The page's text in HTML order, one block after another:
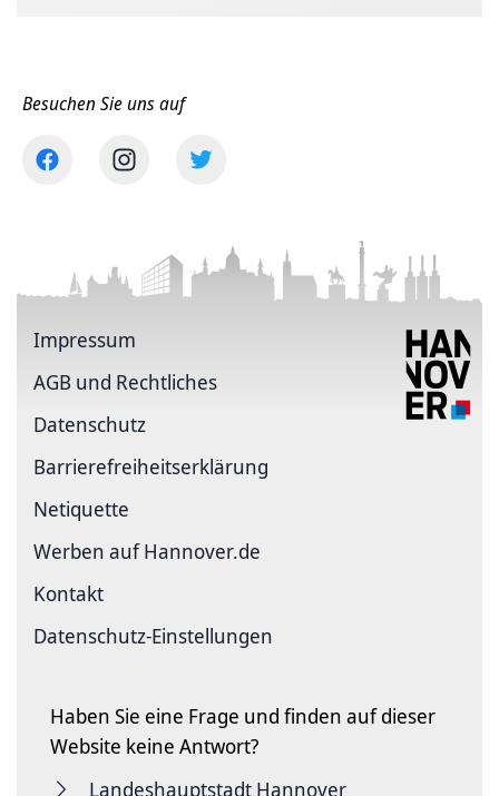
Besuchen Sie uns auf
Impressum
AGB und Rechtliches
Datenschutz
Barriere­freiheits­erklärung
Netiquette
Werben auf Hannover.de
Kontakt
Datenschutz-Einstellungen
Haben Sie eine Frage und finden auf dieser
Website keine Antwort?
Landeshauptstadt Hannover